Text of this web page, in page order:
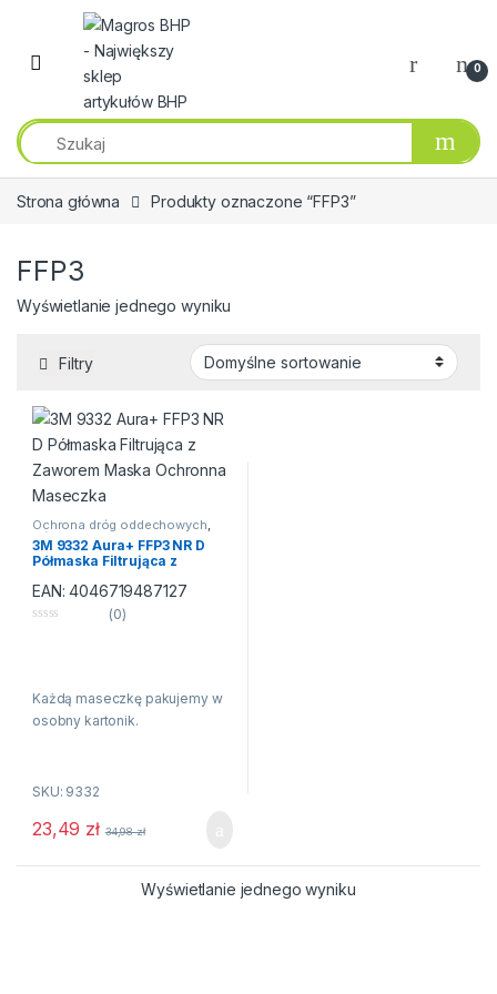
Przejdź do nawigacji
Przeskocz do treści
0
Strona główna Produkty oznaczone “FFP3”
FFP3
Wyświetlanie jednego wyniku
Filtry
Ochrona dróg oddechowych,
Półmaski przeciwpyłowe
3M 9332 Aura+ FFP3 NR D
Półmaska Filtrująca z
Maseczka
EAN:4046719487127
(0)
Każdą maseczkę pakujemy w
osobny kartonik.
Półmaska filtrująca 3M Aura
9332+ zapewnia komfort i styl
bez utraty wydajności.
Dzięki wykorzystaniu
SKU: 9332
23,49 zł 34,98zł
Wyświetlanie jednego wyniku